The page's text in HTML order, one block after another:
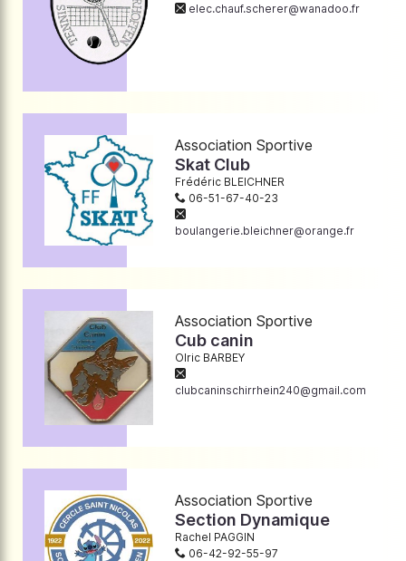
elec.chauf.scherer@wanadoo.fr
Association Sportive
Skat Club
Frédéric BLEICHNER
06-51-67-40-23
boulangerie.bleichner@orange.fr
Association Sportive
Cub canin
Olric BARBEY
clubcaninschirrhein240@gmail.com
Association Sportive
Section Dynamique
Rachel PAGGIN
06-42-92-55-97